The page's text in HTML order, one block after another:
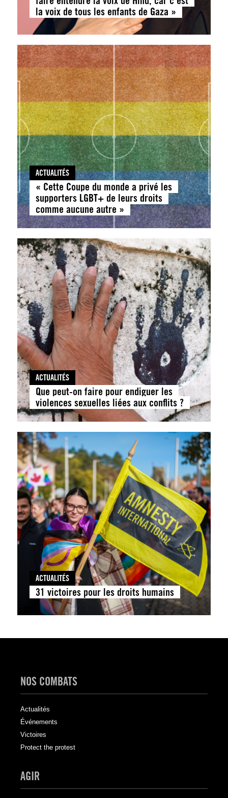
la voix de tous les enfants de Gaza »
ACTUALITÉS
« Cette Coupe du monde a privé les
supporters LGBT+ de leurs droits
comme aucune autre »
ACTUALITÉS
Que peut-on faire pour endiguer les
violences sexuelles liées aux conflits ?
ACTUALITÉS
31 victoires pour les droits humains
NOS COMBATS
Actualités
Événements
Victoires
Protect the protest
AGIR